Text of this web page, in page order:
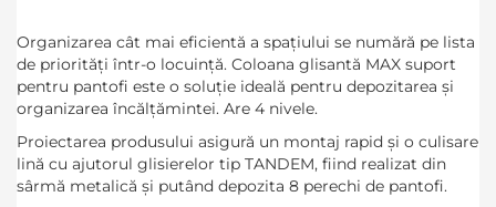
Organizarea cât mai eficientă a spațiului se numără pe lista
de priorități într-o locuință. Coloana glisantă MAX suport
pentru pantofi este o soluție ideală pentru depozitarea și
organizarea încălțămintei. Are 4 nivele.
Proiectarea produsului asigură un montaj rapid și o culisare
lină cu ajutorul glisierelor tip TANDEM, fiind realizat din
sârmă metalică și putând depozita 8 perechi de pantofi.